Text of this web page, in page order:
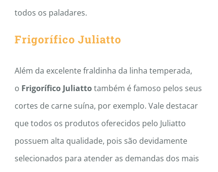
todos os paladares.
Frigorífico Juliatto
Além da excelente fraldinha da linha temperada,
o Frigorífico Juliattotambém é famoso pelos seus
cortes de carne suína, por exemplo. Vale destacar
que todos os produtos oferecidos pelo Juliatto
possuem alta qualidade, pois são devidamente
selecionados para atender as demandas dos mais